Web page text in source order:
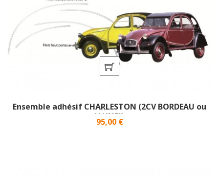
Ensemble adhésif CHARLESTON (2CV BORDEAU ou
JAUNE)}
Prix
95,00 €